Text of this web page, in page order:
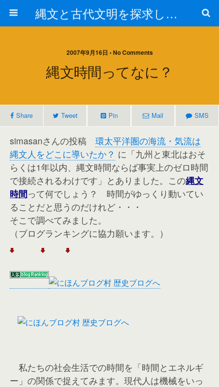
縄文と古代文明を探求しよう！
2007年9月16日 • No Comments
縄文時間ってなに？
Share Tweet Pin Mail SMS
simasanさんの投稿 環太平洋圏の海流・気流は
縄文人をどこに導いたか？ に「九州と東北はおそ
らくは1年以内、縄文時間ならば事実上のゼロ時間
で接続されるわけです」とありました。この縄文
時間って何でしょう？ 時間がゆっくり動いてい
ることだと思うのだけれど・・・
そこで調べてみました。
（ブログランキングに協力願います。）
私たちの社会生活での時間を「時間とエネルギ
ー」の関係で捉えてみます。現代人は機械をいっ